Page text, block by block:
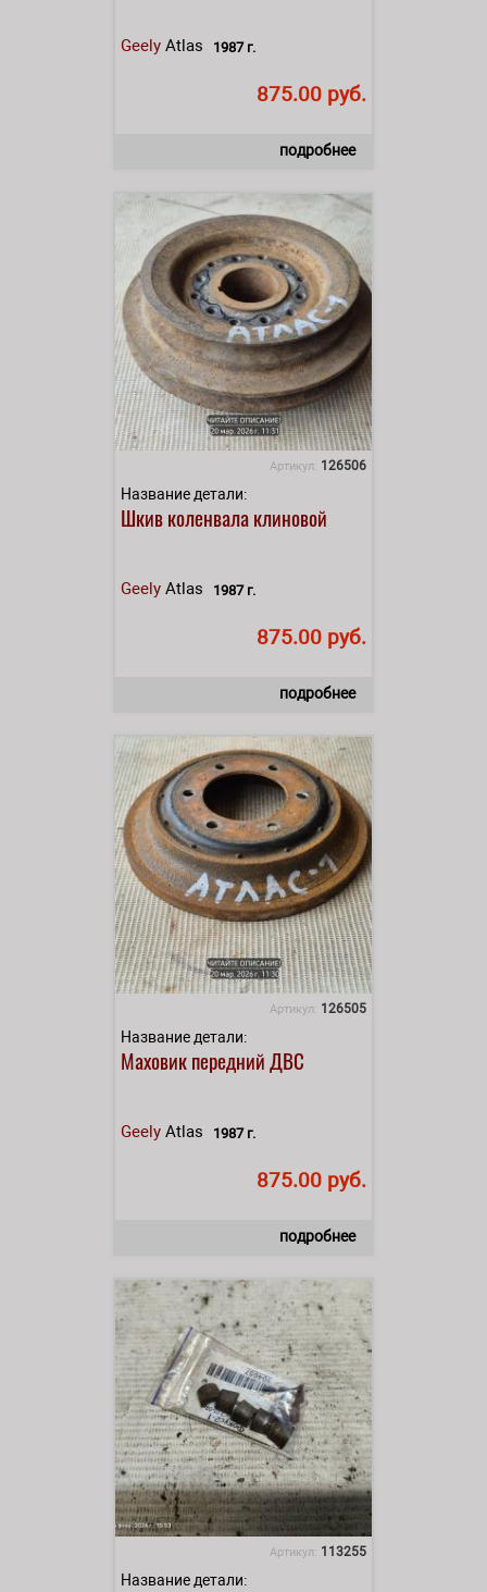
Geely Atlas 1987 г.
875.00 руб.
подробнее
Артикул: 126506
Название детали:
Шкив коленвала клиновой
Geely Atlas 1987 г.
875.00 руб.
подробнее
Артикул: 126505
Название детали:
Маховик передний ДВС
Geely Atlas 1987 г.
875.00 руб.
подробнее
Артикул: 113255
Название детали: